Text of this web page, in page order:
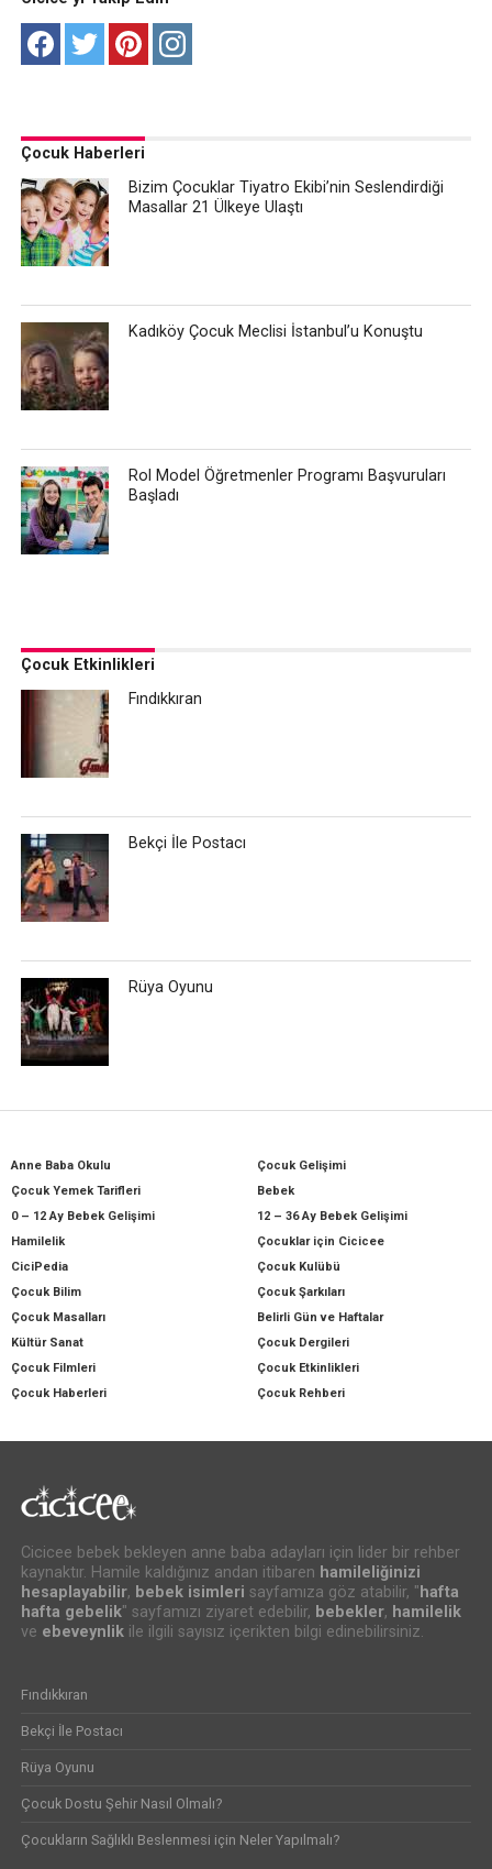
Çocuk Haberleri
Bizim Çocuklar Tiyatro Ekibi’nin Seslendirdiği
Masallar 21 Ülkeye Ulaştı
Kadıköy Çocuk Meclisi İstanbul’u Konuştu
Rol Model Öğretmenler Programı Başvuruları
Başladı
Çocuk Etkinlikleri
Fındıkkıran
Bekçi İle Postacı
Rüya Oyunu
Anne Baba Okulu
Çocuk Gelişimi
Çocuk Yemek Tarifleri
Bebek
0 – 12 Ay Bebek Gelişimi
12 – 36 Ay Bebek Gelişimi
Hamilelik
Çocuklar için Cicicee
CiciPedia
Çocuk Kulübü
Çocuk Bilim
Çocuk Şarkıları
Çocuk Masalları
Belirli Gün ve Haftalar
Kültür Sanat
Çocuk Dergileri
Çocuk Filmleri
Çocuk Etkinlikleri
Çocuk Haberleri
Çocuk Rehberi
Cicicee bebek bekleyen anne baba adayları için lider bir rehber
kaynaktır. Hamile kaldığınız andan itibaren hamileliğinizi
hesaplayabilir, bebek isimleri sayfamıza göz atabilir, " hafta
hafta gebelik" sayfamızı ziyaret edebilir, bebekler, hamilelik
ve ebeveynlikile ilgili sayısız içerikten bilgi edinebilirsiniz.
Fındıkkıran
Bekçi İle Postacı
Rüya Oyunu
Çocuk Dostu Şehir Nasıl Olmalı?
Çocukların Sağlıklı Beslenmesi için Neler Yapılmalı?